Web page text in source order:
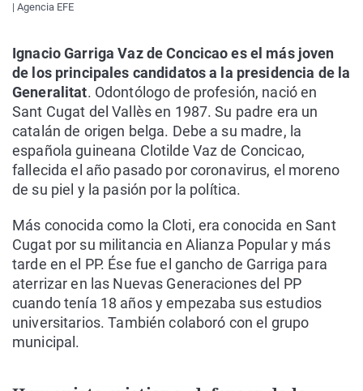
| Agencia EFE
Ignacio Garriga Vaz de Concicao es el más joven
de los principales candidatos a la presidencia de la
Generalitat. Odontólogo de profesión, nació en
Sant Cugat del Vallès en 1987. Su padre era un
catalán de origen belga. Debe a su madre, la
española guineana Clotilde Vaz de Concicao,
fallecida el año pasado por coronavirus, el moreno
de su piel y la pasión por la política.
Más conocida como la Cloti, era conocida en Sant
Cugat por su militancia en Alianza Popular y más
tarde en el PP. Ése fue el gancho de Garriga para
aterrizar en las Nuevas Generaciones del PP
cuando tenía 18 años y empezaba sus estudios
universitarios. También colaboró con el grupo
municipal.